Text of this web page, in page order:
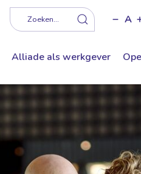
Zoeken... A
Alliade als werkgever